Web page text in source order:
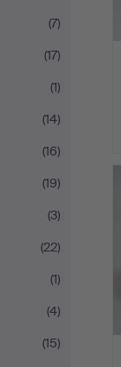
(7)
(17)
(1)
(14)
(16)
(19)
(3)
(22)
(1)
(4)
(15)